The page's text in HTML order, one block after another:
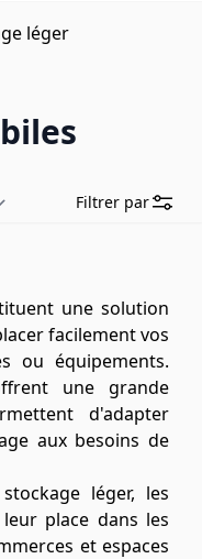
léger
Filtrer par
une solution
facilement vos
ou équipements.
une grande
d'adapter
aux besoins de
léger, les
place dans les
et espaces